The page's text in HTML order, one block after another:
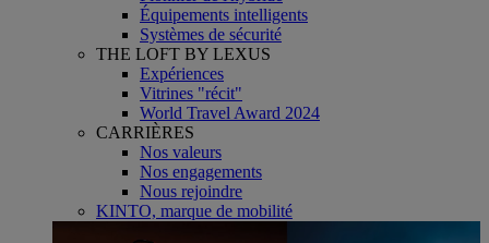
Équipements intelligents
Systèmes de sécurité
THE LOFT BY LEXUS
Expériences
Vitrines "récit"
World Travel Award 2024
CARRIÈRES
Nos valeurs
Nos engagements
Nous rejoindre
KINTO, marque de mobilité